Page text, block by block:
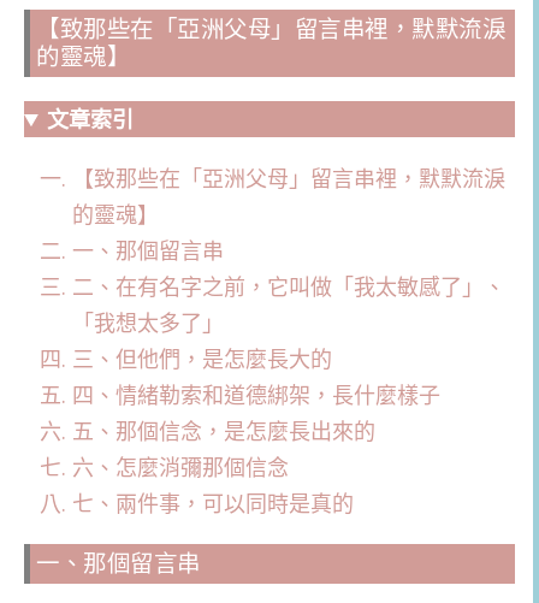
【致那些在「亞洲父母」留言串裡，默默流淚
的靈魂】
文章索引
【致那些在「亞洲父母」留言串裡，默默流淚
的靈魂】
一、那個留言串
二、在有名字之前，它叫做「我太敏感了」、
「我想太多了」
三、但他們，是怎麼長大的
四、情緒勒索和道德綁架，長什麼樣子
五、那個信念，是怎麼長出來的
六、怎麼消彌那個信念
七、兩件事，可以同時是真的
一、那個留言串